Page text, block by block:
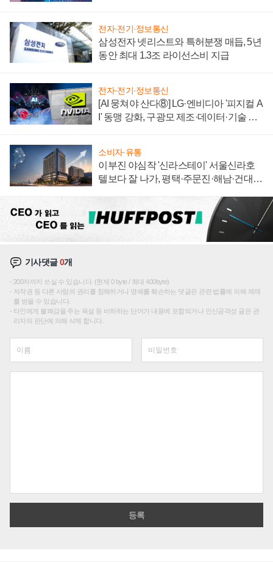
전자·전기·정보통신
삼성전자 넷리스트와 특허분쟁 매듭, 5년
동안 최대 1.3조 라이선스비 지급
전자·전기·정보통신
[AI 뭉쳐야 산다⑧] LG·엔비디아 '피지컬 A
I' 동맹 강화, 구광모 제조·데이터·기술 결
소비자·유통
이부진 야심작 '신라스테이' 서울신라호
텔보다 잘 나가, 평택·주문진·해남·건대로
기사댓글0개
200자까지 쓰실 수 있습니다. (현재 0 byte / 최대 400byte)
저작권 등 다른 사람의 권리를 침해하거나 명예를 훼손하는 댓글은 관련 법률에 의해 제재
를 받을 수 있습니다.
타인에게 불쾌감을 주는 욕설 등 비하하는 단어가 내용에 포함되거나 인신공격성 글은 관
리자의 판단에 의해 삭제 합니다.